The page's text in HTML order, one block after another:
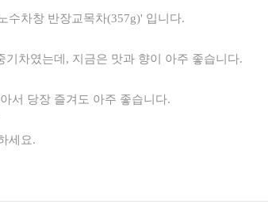
수차창 반장교목차(357g)' 입니다.
차였는데, 지금은 맛과 향이 아주 좋습니다.
서 당장 즐겨도 아주 좋습니다.
세요.